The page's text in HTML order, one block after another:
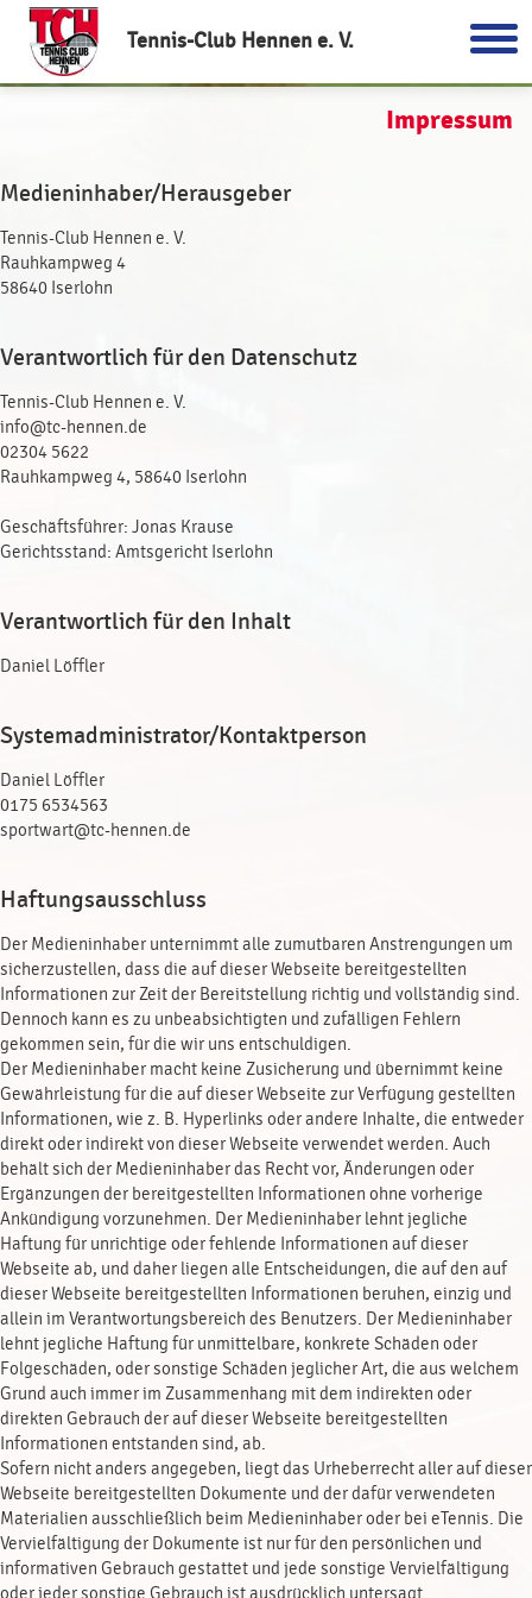
Tennis-Club Hennen e. V.
Impressum
Medieninhaber/Herausgeber
Tennis-Club Hennen e. V.
Rauhkampweg 4
58640 Iserlohn
Verantwortlich für den Datenschutz
Tennis-Club Hennen e. V.
info@tc-hennen.de
02304 5622
Rauhkampweg 4, 58640 Iserlohn
Geschäftsführer: Jonas Krause
Gerichtsstand: Amtsgericht Iserlohn
Verantwortlich für den Inhalt
Daniel Löffler
Systemadministrator/Kontaktperson
Daniel Löffler
0175 6534563
sportwart@tc-hennen.de
Haftungsausschluss
Der Medieninhaber unternimmt alle zumutbaren Anstrengungen um
sicherzustellen, dass die auf dieser Webseite bereitgestellten
Informationen zur Zeit der Bereitstellung richtig und vollständig sind.
Dennoch kann es zu unbeabsichtigten und zufälligen Fehlern
gekommen sein, für die wir uns entschuldigen.
Der Medieninhaber macht keine Zusicherung und übernimmt keine
Gewährleistung für die auf dieser Webseite zur Verfügung gestellten
Informationen, wie z. B. Hyperlinks oder andere Inhalte, die entweder
direkt oder indirekt von dieser Webseite verwendet werden. Auch
behält sich der Medieninhaber das Recht vor, Änderungen oder
Ergänzungen der bereitgestellten Informationen ohne vorherige
Ankündigung vorzunehmen. Der Medieninhaber lehnt jegliche
Haftung für unrichtige oder fehlende Informationen auf dieser
Webseite ab, und daher liegen alle Entscheidungen, die auf den auf
dieser Webseite bereitgestellten Informationen beruhen, einzig und
allein im Verantwortungsbereich des Benutzers. Der Medieninhaber
lehnt jegliche Haftung für unmittelbare, konkrete Schäden oder
Folgeschäden, oder sonstige Schäden jeglicher Art, die aus welchem
Grund auch immer im Zusammenhang mit dem indirekten oder
direkten Gebrauch der auf dieser Webseite bereitgestellten
Informationen entstanden sind, ab.
Sofern nicht anders angegeben, liegt das Urheberrecht aller auf dieser
Webseite bereitgestellten Dokumente und der dafür verwendeten
Materialien ausschließlich beim Medieninhaber oder bei eTennis. Die
Vervielfältigung der Dokumente ist nur für den persönlichen und
informativen Gebrauch gestattet und jede sonstige Vervielfältigung
oder jeder sonstige Gebrauch ist ausdrücklich untersagt.